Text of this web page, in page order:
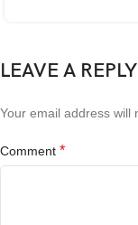
LEAVE A REPLY
Your email address will
Comment *